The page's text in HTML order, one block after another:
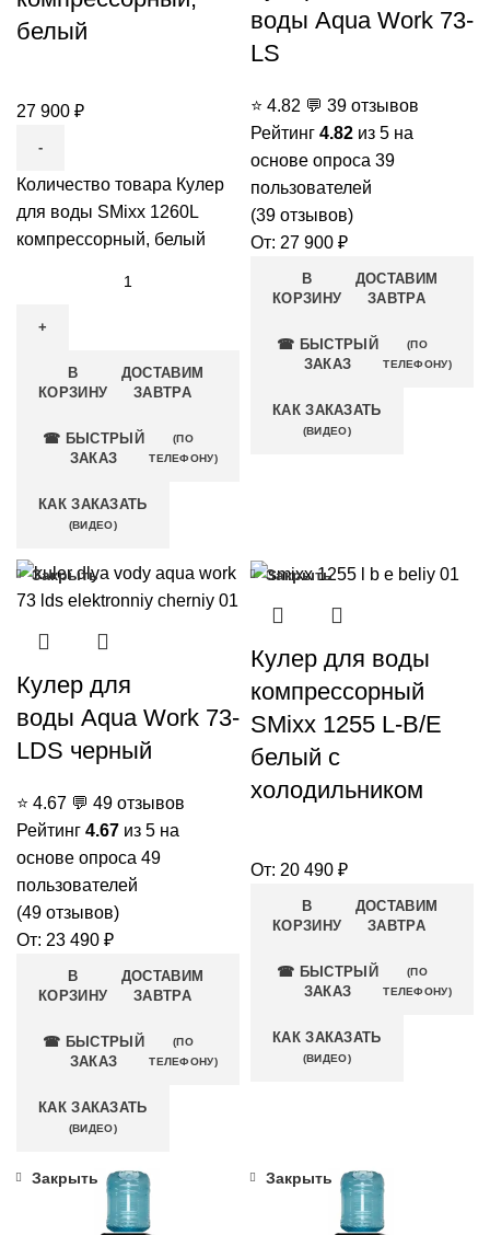
белый
27 900 ₽
Количество товара Кулер
для воды SMixx 1260L
компрессорный, белый
В
КОРЗИНУ
ДОСТАВИМ
ЗАВТРА
☎ БЫСТРЫЙ
ЗАКАЗ
(ПО
ТЕЛЕФОНУ)
КАК ЗАКАЗАТЬ
(ВИДЕО)
воды Aqua Work 73-
LS
⭐ 4.82 💬 39 отзывов
Рейтинг 4.82 из 5 на
основе опроса 39
пользователей
(39 отзывов)
От: 27 900 ₽
В
КОРЗИНУ
ДОСТАВИМ
ЗАВТРА
☎ БЫСТРЫЙ
ЗАКАЗ
(ПО
ТЕЛЕФОНУ)
КАК ЗАКАЗАТЬ
(ВИДЕО)
Закрыть
Кулер для
воды Aqua Work 73-
LDS черный
⭐ 4.67 💬 49 отзывов
Рейтинг 4.67 из 5 на
основе опроса 49
пользователей
(49 отзывов)
От: 23 490 ₽
В
КОРЗИНУ
ДОСТАВИМ
ЗАВТРА
☎ БЫСТРЫЙ
ЗАКАЗ
(ПО
ТЕЛЕФОНУ)
КАК ЗАКАЗАТЬ
(ВИДЕО)
Закрыть
Кулер для воды
компрессорный
SMixx 1255 L-B/E
белый с
холодильником
От: 20 490 ₽
В
КОРЗИНУ
ДОСТАВИМ
ЗАВТРА
☎ БЫСТРЫЙ
ЗАКАЗ
(ПО
ТЕЛЕФОНУ)
КАК ЗАКАЗАТЬ
(ВИДЕО)
Закрыть Закрыть